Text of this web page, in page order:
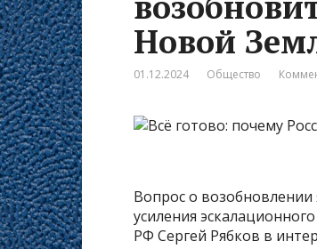
Новой
01.12.2024 Общество
Вопрос о возобновлении
усиления
РФ Сергей Рябков в